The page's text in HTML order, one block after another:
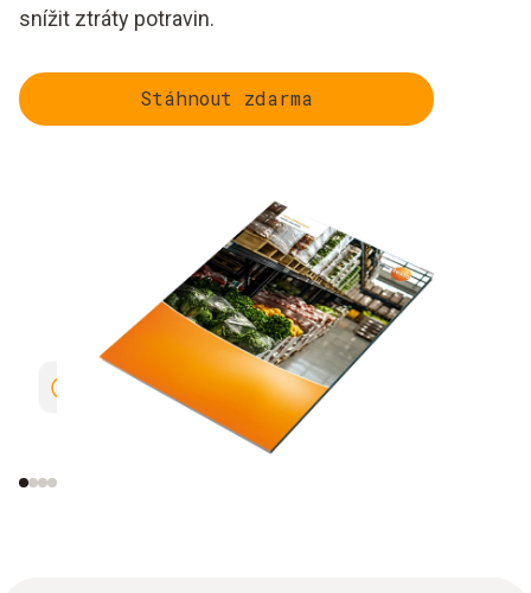
snížit ztráty potravin.
Stáhnout zdarma
Kompletní dokumentace